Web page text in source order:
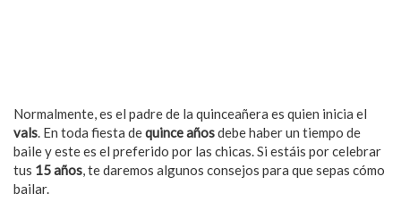
Normalmente, es el padre de la quinceañera es quien inicia el
vals. En toda fiesta dequince añosdebe haber un tiempo de
baile y este es el preferido por las chicas. Si estáis por celebrar
tus 15 años, te daremos algunos consejos para que sepas cómo
bailar.